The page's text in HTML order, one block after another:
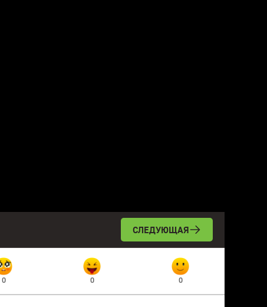
СЛЕДУЮЩАЯ
0 0 0